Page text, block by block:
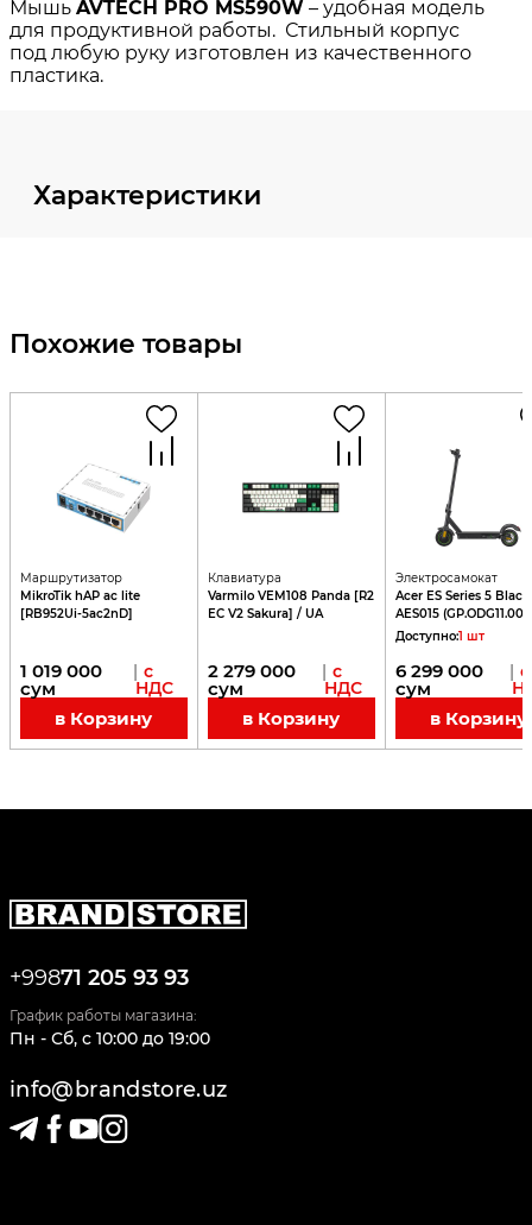
Характеристики
Похожие товары
Маршрутизатор
MikroTik hAP ac lite
[RB952Ui-5ac2nD]
1 019 000
сум
| с
НДС
в Корзину
Клавиатура
Varmilo VEM108 Panda [R2
EC V2 Sakura] / UA
2 279 000
сум
| с
НДС
в Корзину
Электросамокат
Acer ES Series 5 Black
AES015
Доступно:1 шт
6 299 000
сум
| с
в Корзину
+99871 205 93 93
График работы магазина:
Пн - Сб, c 10:00 до 19:00
info@brandstore.uz